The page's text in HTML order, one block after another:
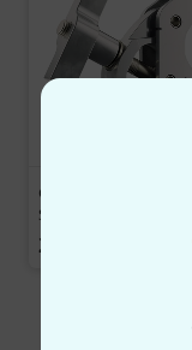
Global Truss 5073-1-OD
Selflock Hook Easy
266 kr